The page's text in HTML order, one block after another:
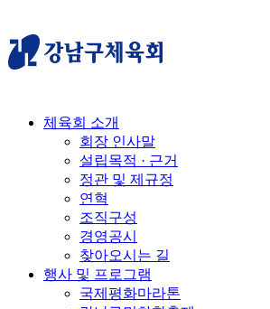
체육회 소개
회장 인사말
설립목적 · 근거
정관 및 제규정
연혁
조직구성
경영공시
찾아오시는 길
행사 및 프로그램
국제평화마라톤